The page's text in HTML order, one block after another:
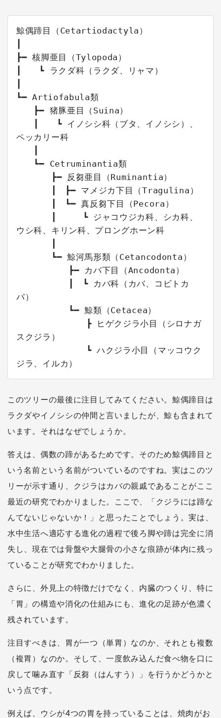
鯨偶蹄目（Cetartiodactyla）
┣━ 核脚亜目（Tylopoda）
┃　　┗ ラクダ科（ラクダ、リャマ）
┗━ Artiofabula類
┣━ 猪豚亜目（Suina）
┃　　┗ イノシシ科（ブタ、イノシシ）、
ペッカリー科
┗━ Cetruminantia類
┣━ 反芻亜目（Ruminantia）
┃　┣━ マメジカ下目（Tragulina）
┃　┗━ 真反芻下目（Pecora）
┃　　　┗ ジャコウジカ科、シカ科、
ウシ科、キリン科、プロングホーン科
┗━ 鯨河馬形類（Cetancodonta）
┣━ カバ下目（Ancodonta）
┃　┗ カバ科（カバ、コビトカ
バ）
┗━ 鯨類（Cetacea）
┣ ヒゲクジラ小目（シロナガ
スクジラ）
┗ ハクジラ小目（マッコウク
ジラ、イルカ）
このツリーの最後に注目してみてください。鯨偶蹄目は
ラクダやイノシシの仲間と言いましたが、鯨も含まれて
います。それはなぜでしょうか。
答えは、偶数の蹄があるためです。そのため鯨偶蹄目と
いう名前という名前がついているのですね。実はこのツ
リーが示す通り、クジラはカバの親戚であることがここ
最近の研究でわかりました。ここで、「クジラには蹄な
んてないじゃないか！」と思ったことでしょう。実は、
水中生活へ適応する進化の過程で後ろ脚や蹄は完全に消
失し、現在では骨盤や大腿骨の小さな痕跡が体内に残っ
ていることが研究でわかりました。
さらに、外見上の特徴だけでなく、内臓のつくり、特に
「胃」の構造や消化の仕組みにも、進化の足跡が色濃く
残されています。
注目すべきは、胃が一つ（単胃）なのか、それとも複数
（複胃）なのか。そして、一度飲み込んだ食べ物を口に
戻して噛み直す「反芻（はんすう）」を行うかどうかと
いう点です。
例えば、ウシが4つの胃を持っていることは、焼肉がお